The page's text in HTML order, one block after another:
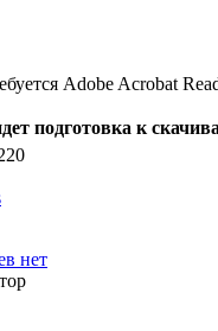
Adobe Acrobat
подготовка к
нет